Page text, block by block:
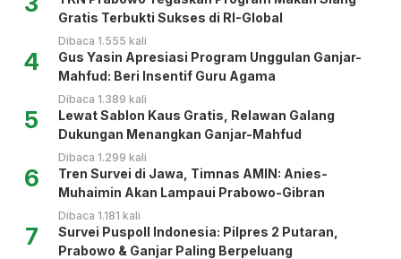
Gratis Terbukti Sukses di RI-Global
Dibaca 1.555 kali
4
Gus Yasin Apresiasi Program Unggulan Ganjar-
Mahfud: Beri Insentif Guru Agama
Dibaca 1.389 kali
5
Lewat Sablon Kaus Gratis, Relawan Galang
Dukungan Menangkan Ganjar-Mahfud
Dibaca 1.299 kali
6
Tren Survei di Jawa, Timnas AMIN: Anies-
Muhaimin Akan Lampaui Prabowo-Gibran
Dibaca 1.181 kali
7
Survei Puspoll Indonesia: Pilpres 2 Putaran,
Prabowo & Ganjar Paling Berpeluang